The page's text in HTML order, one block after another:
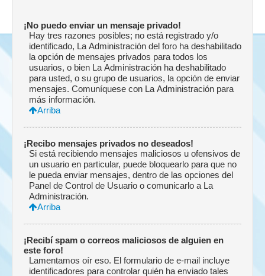
¡No puedo enviar un mensaje privado!
Hay tres razones posibles; no está registrado y/o
identificado, La Administración del foro ha deshabilitado
la opción de mensajes privados para todos los
usuarios, o bien La Administración ha deshabilitado
para usted, o su grupo de usuarios, la opción de enviar
mensajes. Comuníquese con La Administración para
más información.
Arriba
¡Recibo mensajes privados no deseados!
Si está recibiendo mensajes maliciosos u ofensivos de
un usuario en particular, puede bloquearlo para que no
le pueda enviar mensajes, dentro de las opciones del
Panel de Control de Usuario o comunicarlo a La
Administración.
Arriba
¡Recibí spam o correos maliciosos de alguien en
este foro!
Lamentamos oír eso. El formulario de e-mail incluye
identificadores para controlar quién ha enviado tales